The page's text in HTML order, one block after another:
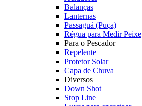
Balanças
Lanternas
Passaguá (Puça)
Régua para Medir Peixe
Para o Pescador
Repelente
Protetor Solar
Capa de Chuva
Diversos
Down Shot
Stop Line